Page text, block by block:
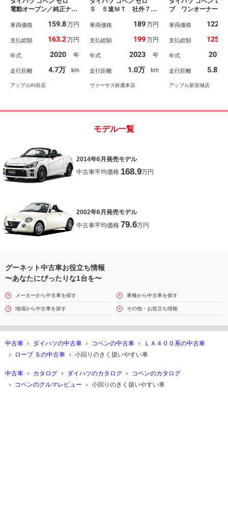
電動オープン／純正ナビ
ライブレコーダー／ＥＴ
ＥＤヘッドライト
車両価格 159.8万円
支払総額 163.2万円
年式 2020 年
走行距離 4.7万 km
アップル刈谷店
Ｓ ５速ＭＴ 社外７型
ＤＶＤ対応 ブルートゥ
ト インテリキー シー
Ｗ レカロシート 自社
買取車 禁煙車
車両価格 189万円
支払総額 199万円
年式 2023 年
走行距離 1.0万 km
ヴァーサス鈴鹿本店
ブ ワンオーナー
ミ スマートキー
ＯＯＴＨ ワンオー
運転席助手席エアバ
グ シートＨ キー
ーシステム Ａスト
プ ＡＢＳ
車両価格 122.8
支払総額 125.5
年式 2014
走行距離 5.8万
アップル新安城店
モデル一覧
2014年6月発売モデル
中古車平均価格 168.9万円
2002年6月発売モデル
中古車平均価格 79.6万円
グーネット中古車お役立ち情報
〜あなたにぴったりな1台を〜
メーカーから中古車を探す 車種から中古車を探す
地域から中古車を探す その他・お役立ち情報
中古車 ダイハツの中古車 コペンの中古車
ＬＡ４００系の中古車
ローブ Ｓの中古車
小回りのきく扱いやすい車
中古車 カタログ ダイハツのカタログ
コペンのカタログ
コペンのクルマレビュー
小回りのきく扱いやすい車